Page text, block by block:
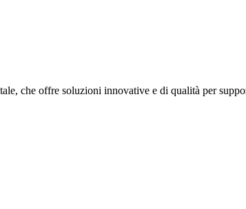
che offre soluzioni innovative e di qualità per